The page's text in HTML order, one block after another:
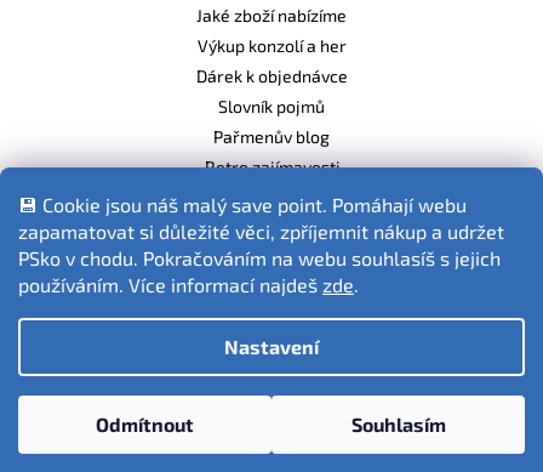
💾 Cookie jsou náš malý save point. Pomáhají webu
zapamatovat si důležité věci, zpříjemnit nákup a udržet
PSko v chodu. Pokračováním na webu souhlasíš s jejich
používáním. Více informací najdeš zde.
Nastavení
Odmítnout Souhlasím
Jaké zboží nabízíme
Výkup konzolí a her
Dárek k objednávce
Slovník pojmů
Pařmenův blog
Retro zajímavosti
Balíme ekologicky
Fotografie produktů jsou ilustrativní.